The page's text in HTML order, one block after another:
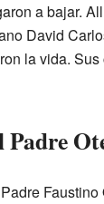
a bajar.
David
la vida.